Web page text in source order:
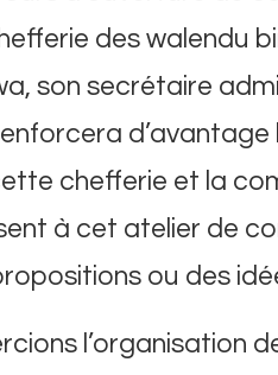
des walendu
son secrétaire
chefferie et la
à cet atelier de
ou des
l’organisation